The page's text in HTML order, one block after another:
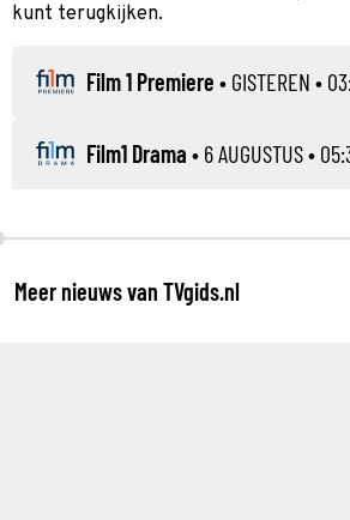
kunt terugkijken.
Film 1 Premiere • GISTEREN •
Film1 Drama • 6 AUGUSTUS•
Meer nieuws van TVgids.nl